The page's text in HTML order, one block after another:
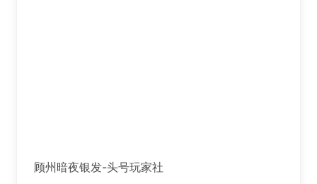
顾州暗夜银发-头号玩家社